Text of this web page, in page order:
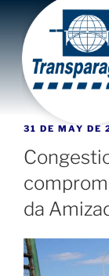
31 DE MAY DE
da